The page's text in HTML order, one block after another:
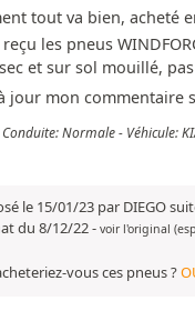
tout va bien, acheté
les pneus
et sur sol mouillé,
jour mon commentaire
Normale - Véhicule:
le 15/01/23 par DIEGO
du 8/12/22- voir l'original
vous ces pneus ?